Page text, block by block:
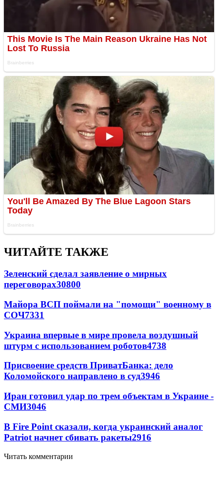
ЧИТАЙТЕ ТАКЖЕ
Зеленский сделал заявление о мирных
переговорах30800
Майора ВСП поймали на "помощи" военному в
СОЧ7331
Украина впервые в мире провела воздушный
штурм с использованием роботов4738
Присвоение средств ПриватБанка: дело
Коломойского направлено в суд3946
Иран готовил удар по трем объектам в Украине -
СМИ3046
В Fire Point сказали, когда украинский аналог
Patriot начнет сбивать ракеты2916
Читать комментарии